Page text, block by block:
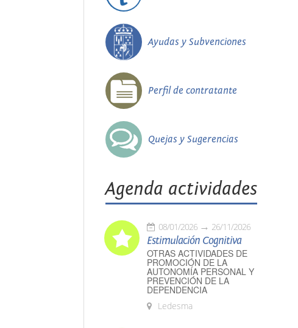
Ayudas y Subvenciones
Perfil de contratante
Quejas y Sugerencias
Agenda actividades
08/01/2026 26/11/2026
Estimulación Cognitiva
OTRAS ACTIVIDADES DE
PROMOCIÓN DE LA
AUTONOMÍA PERSONAL Y
PREVENCIÓN DE LA
DEPENDENCIA
Ledesma